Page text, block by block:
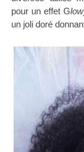
pour un effet G
un joli doré